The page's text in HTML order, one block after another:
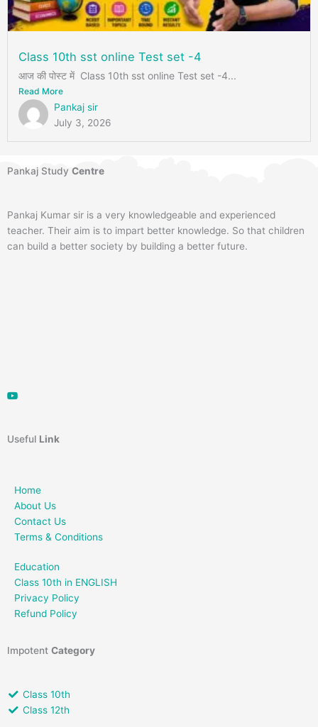
Class 10th sst online Test set -4
आज की पोस्ट में Class 10th sst online Test set -4...
Read More
Pankaj sir
July 3, 2026
Pankaj Study Centre
Pankaj Kumar sir is a very knowledgeable and experienced
teacher. Their aim is to impart better knowledge. So that children
can build a better society by building a better future.
Useful Link
Home
About Us
Contact Us
Terms & Conditions
Education
Class 10th in ENGLISH
Privacy Policy
Refund Policy
Impotent Category
Class 10th
Class 12th